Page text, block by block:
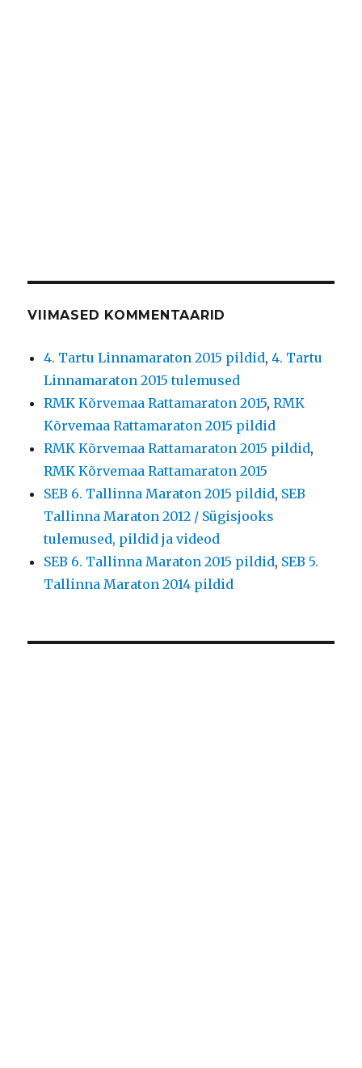
VIIMASED KOMMENTAARID
4. Tartu Linnamaraton 2015 pildid,4. Tartu
Linnamaraton 2015 tulemused
RMK Kõrvemaa Rattamaraton 2015,RMK
Kõrvemaa Rattamaraton 2015 pildid
RMK Kõrvemaa Rattamaraton 2015 pildid,
RMK Kõrvemaa Rattamaraton 2015
SEB 6. Tallinna Maraton 2015 pildid, SEB
Tallinna Maraton 2012 / Sügisjooks
tulemused, pildid ja videod
SEB 6. Tallinna Maraton 2015 pildid, SEB 5.
Tallinna Maraton 2014 pildid